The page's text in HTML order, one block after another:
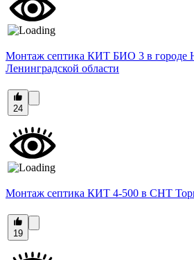
Монтаж септика КИТ БИО 3 в городе
Ленинградской области
24
Монтаж септика КИТ 4-500 в СНТ
19